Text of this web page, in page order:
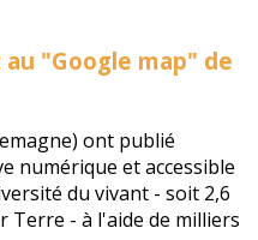
"Google map" de
ont publié
numérique et accessible
du vivant - soit 2,6
Terre - à l'aide de milliers